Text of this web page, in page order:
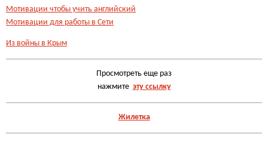
Мотивации чтобы учить английский
Мотивации для работы в Сети
Из войны в Крым
Просмотреть еще раз
нажмите эту ссылку
Жилетка